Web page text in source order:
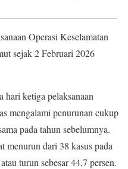
Operasi Keselamatan
sejak 2 Februari 2026
hari ketiga pelaksanaan
mengalami penurunan cukup
pada tahun sebelumnya.
menurun dari 38 kasus pada
turun sebesar 44,7 persen.